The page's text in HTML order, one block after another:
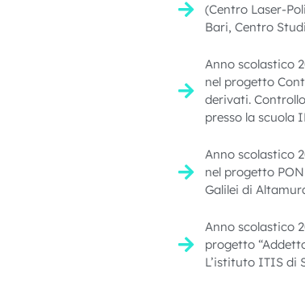
(Centro Laser-
Bari, Centro
Anno scolastico
nel progetto
derivati.
presso la scuola
Anno scolastico
nel progetto
Galilei di
Anno scolastico
progetto
L’istituto ITIS di